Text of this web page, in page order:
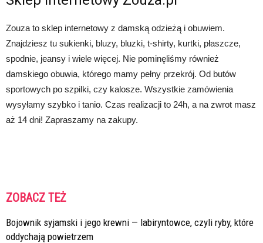
Zouza to sklep internetowy z damską odzieżą i obuwiem.
Znajdziesz tu sukienki, bluzy, bluzki, t-shirty, kurtki, płaszcze,
spodnie, jeansy i wiele więcej. Nie pominęliśmy również
damskiego obuwia, którego mamy pełny przekrój. Od butów
sportowych po szpilki, czy kalosze. Wszystkie zamówienia
wysyłamy szybko i tanio. Czas realizacji to 24h, a na zwrot masz
aż 14 dni! Zapraszamy na zakupy.
ZOBACZ TEŻ
Bojownik syjamski i jego krewni — labiryntowce, czyli ryby, które
oddychają powietrzem